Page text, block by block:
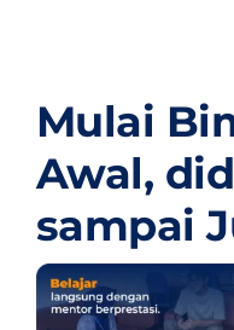
Mulai
Awal,
sampai